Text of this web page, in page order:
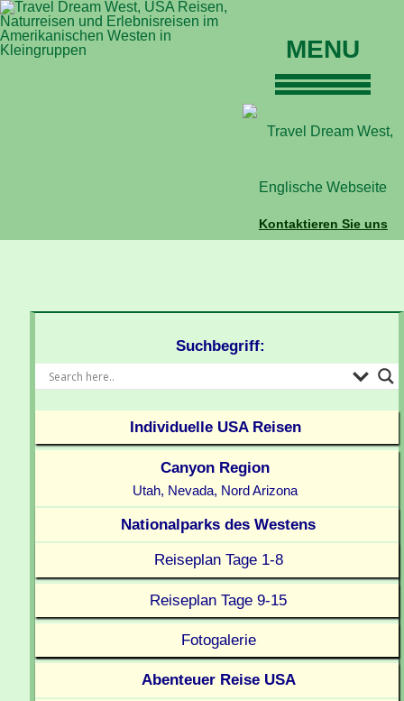
MENU
Home
Touren
Warum mit uns?
Auskünfte
Kontaktieren Sie uns
Suchbegriff:
Individuelle USA Reisen
Canyon Region
Utah, Nevada, Nord Arizona
Nationalparks des Westens
Reiseplan Tage 1-8
Reiseplan Tage 9-15
Fotogalerie
Abenteuer Reise USA